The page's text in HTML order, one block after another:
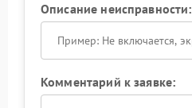
Описание неисправности:
Комментарий к заявке: